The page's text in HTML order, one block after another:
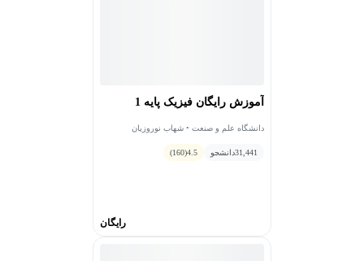
آنها تقریباً به طور مساوی بین مقاطع کارشناسی ارشد و
دکترا پخش شده‌اند.
دانشگاه علم و صنعت دارای 15 دانشکده است که شامل:
دانشکده مهندسی برق، دانشکده مهندسی پیشرفت،
شهرسازی، مهندسی مکانیک و دانشکده مهندسی مواد و
آموزش رایگان فیزیک پایه 1
دانشگاه علم و صنعت • شهاب نوروزیان
31,441دانشجو 4.5
(160)
رایگان